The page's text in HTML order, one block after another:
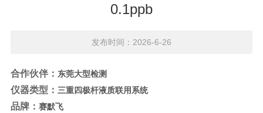
0.1ppb
发布时间：2026-6-26
合作伙伴： 东莞大型检测
仪器类型： 三重四极杆液质联用系统
品牌： 赛默飞